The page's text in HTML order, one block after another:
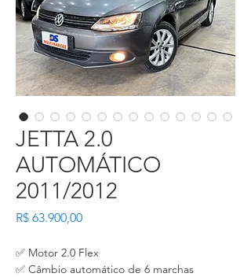
JETTA 2.0
AUTOMÁTICO
2011/2012
R$ 63.900,00Preço
✅ Motor 2.0 Flex
✅ Câmbio automático de 6 marchas